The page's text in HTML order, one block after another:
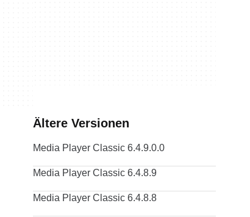
Ältere Versionen
Media Player Classic 6.4.9.0.0
Media Player Classic 6.4.8.9
Media Player Classic 6.4.8.8